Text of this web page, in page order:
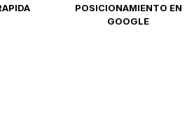
POSICIONAMIENTO EN
GOOGLE